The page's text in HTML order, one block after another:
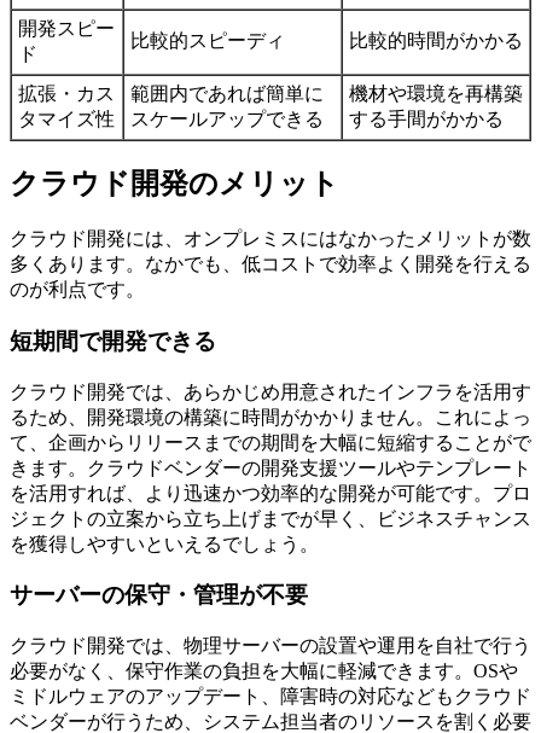
開発スピー
ド
比較的スピーディ 比較的時間がかかる
拡張・カス
タマイズ性
範囲内であれば簡単に
スケールアップできる
機材や環境を再構築
する手間がかかる
クラウド開発のメリット
クラウド開発には、オンプレミスにはなかったメリットが数
多くあります。なかでも、低コストで効率よく開発を行える
のが利点です。
短期間で開発できる
クラウド開発では、あらかじめ用意されたインフラを活用す
るため、開発環境の構築に時間がかかりません。これによっ
て、企画からリリースまでの期間を大幅に短縮することがで
きます。クラウドベンダーの開発支援ツールやテンプレート
を活用すれば、より迅速かつ効率的な開発が可能です。プロ
ジェクトの立案から立ち上げまでが早く、ビジネスチャンス
を獲得しやすいといえるでしょう。
サーバーの保守・管理が不要
クラウド開発では、物理サーバーの設置や運用を自社で行う
必要がなく、保守作業の負担を大幅に軽減できます。OSや
ミドルウェアのアップデート、障害時の対応などもクラウド
ベンダーが行うため、システム担当者のリソースを割く必要